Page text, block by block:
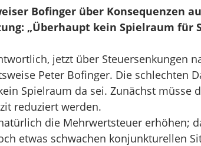
Bofinger über Konsequenzen
„Überhaupt kein Spielraum für
jetzt über Steuersenkungen
Peter Bofinger. Die schlechten
Spielraum da sei. Zunächst müsse
reduziert werden.
die Mehrwertsteuer erhöhen;
etwas schwachen konjunkturellen